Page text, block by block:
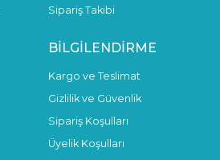
Sipariş Takibi
BILGILENDIRME
Kargo ve Teslimat
Gizlilik ve Güvenlik
Sipariş Koşulları
Üyelik Koşulları